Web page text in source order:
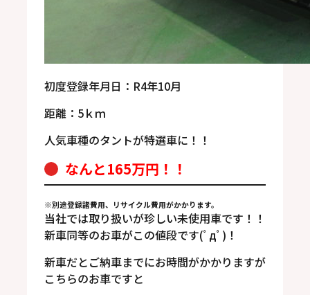
初度登録年月日：R4年10月
距離：5ｋｍ
人気車種のタントが特選車に！！
なんと165万円！！
※別途登録諸費用、リサイクル費用がかかります。
当社では取り扱いが珍しい未使用車です！！
新車同等のお車がこの値段です(ﾟдﾟ)！
新車だとご納車までにお時間がかかりますが
こちらのお車ですと